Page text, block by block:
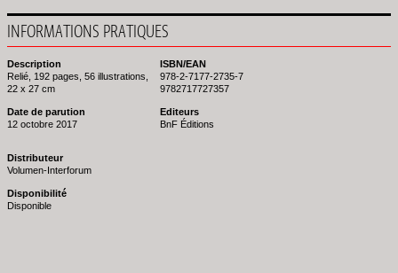
INFORMATIONS PRATIQUES
Description
Relié, 192 pages, 56 illustrations,
22 x 27 cm
Date de parution
12 octobre 2017
ISBN/EAN
978-2-7177-2735-7
9782717727357
Editeurs
BnF Éditions
Distributeur
Volumen-Interforum
Disponibilité
Disponible